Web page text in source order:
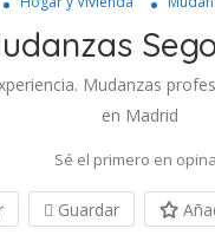
Mudanzas
en Madrid
Sé el primero en
Guardar